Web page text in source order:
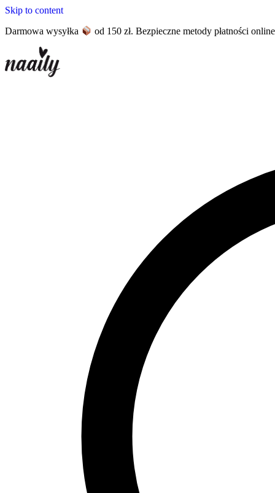
Skip to content
Darmowa wysyłka od 150 zł. Bezpieczne metody płatności